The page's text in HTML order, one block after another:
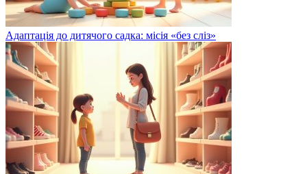
Адаптація до дитячого садка: місія «без сліз»